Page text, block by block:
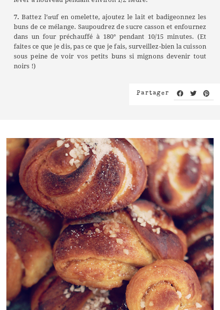
7. Battez l’œuf en omelette, ajoutez le lait et badigeonnez les
buns de ce mélange. Saupoudrez de sucre casson et enfournez
dans un four préchauffé à 180° pendant 10/15 minutes. (Et
faites ce que je dis, pas ce que je fais, surveillez-bien la cuisson
sous peine de voir vos petits buns si mignons devenir tout
noirs !)
Partager